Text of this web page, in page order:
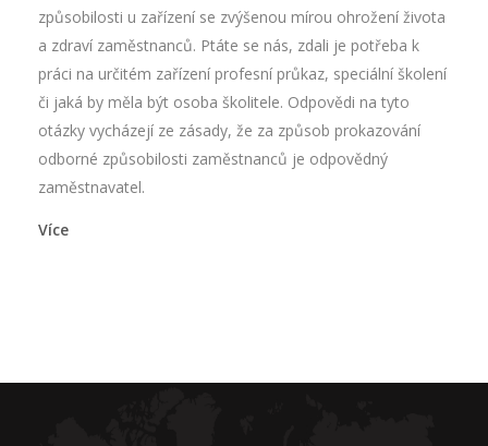
způsobilosti u zařízení se zvýšenou mírou ohrožení života
a zdraví zaměstnanců. Ptáte se nás, zdali je potřeba k
práci na určitém zařízení profesní průkaz, speciální školení
či jaká by měla být osoba školitele. Odpovědi na tyto
otázky vycházejí ze zásady, že za způsob prokazování
odborné způsobilosti zaměstnanců je odpovědný
zaměstnavatel.
Více